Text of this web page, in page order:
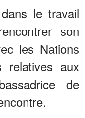
le travail
son
les Nations
relatives aux
de